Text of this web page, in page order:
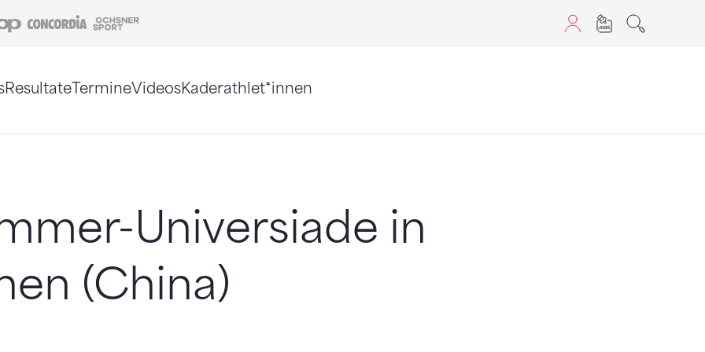
Coop Concordia
ResultateTermineVideosKaderathlet*innen
Universiade in
(China)